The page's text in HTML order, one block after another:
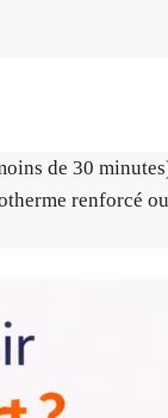
de 30
renforcé